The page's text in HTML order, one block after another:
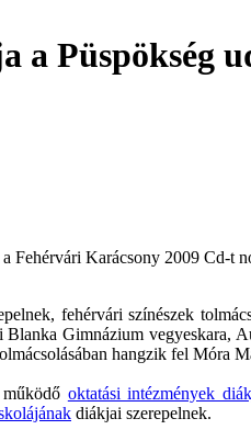
a Püspökség
a Fehérvári Karácsony 2009 Cd-t
fehérvári színészek
Gimnázium
hangzik fel Móra
oktatási intézmények
diákjai szerepelnek.